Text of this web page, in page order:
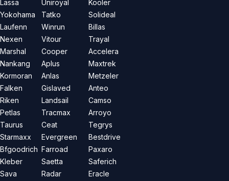
Lassa
Yokohama
Laufenn
Nexen
Marshal
Nankang
Kormoran
Falken
Riken
Petlas
Taurus
Starmaxx
Bfgoodrich
Kleber
Sava
Uniroyal
Tatko
Winrun
Vitour
Cooper
Aplus
Anlas
Gislaved
Landsail
Tracmax
Ceat
Evergreen
Farroad
Saetta
Radar
Kooler
Solideal
Billas
Trayal
Accelera
Maxtrek
Metzeler
Anteo
Camso
Arroyo
Tegrys
Bestdrive
Paxaro
Saferich
Eracle